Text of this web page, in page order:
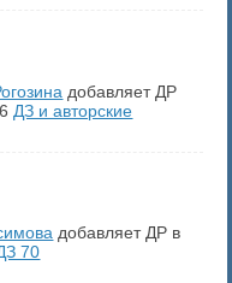
добавляет ДР
ДЗ и авторские
добавляет ДР в
70